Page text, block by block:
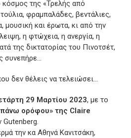
κόσμος της «Τρελής από
φραμπαλάδες, βεντάλιες,
μουσική και έρωτα, κι από την
η φτώχεια, η ανεργία, η
της δικτατορίας του Πινοτσέτ,
συνεπήρε…
δεν θέλεις να τελειώσει…
29 Μαρτίου 2023, με το
πάνω ορόφου» της Claire
την κα Αθηνά Κανιτσάκη,